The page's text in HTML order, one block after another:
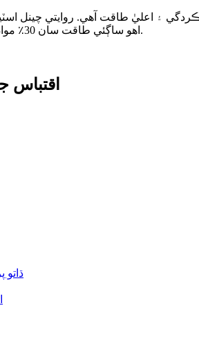
۽ اعليٰ طاقت آهي. روايتي چينل
اهو ساڳئي طاقت سان 30٪ مواد بچائي سگهي ٿو.